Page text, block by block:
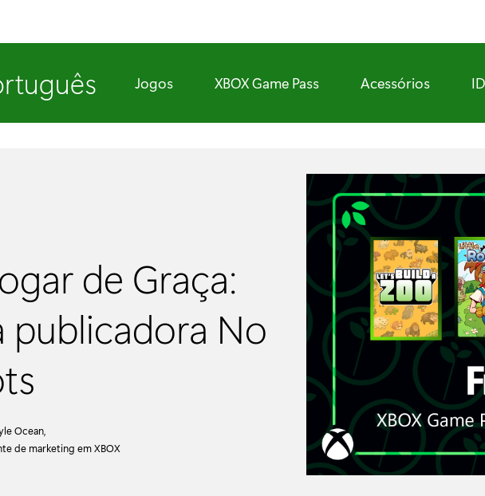
Jogos XBOX Game Pass Acessórios
de Graça:
publicadora No
Ocean,
de marketing em XBOX